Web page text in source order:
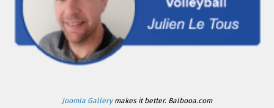
Joomla Gallerymakes it better. Balbooa.com